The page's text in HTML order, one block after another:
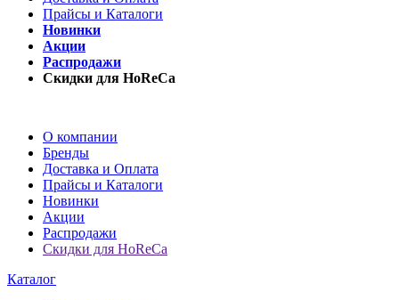
Прайсы и Каталоги
Новинки
Акции
Распродажи
Скидки для HoReCa
О компании
Бренды
Доставка и Оплата
Прайсы и Каталоги
Новинки
Акции
Распродажи
Скидки для HoReCa
Каталог